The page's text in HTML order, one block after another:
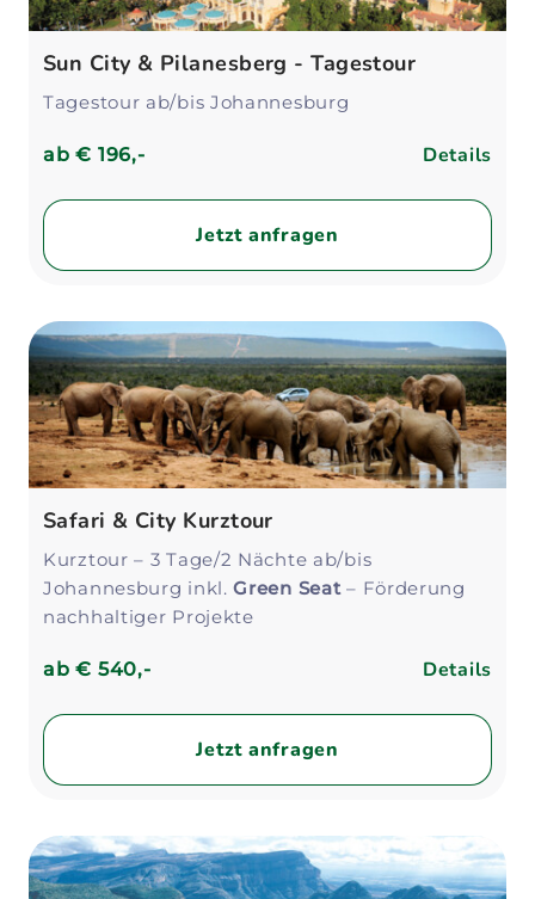
Sun City & Pilanesberg - Tagestour
Tagestour ab/bis Johannesburg
ab€ 196,- Details
Jetzt anfragen
Safari & City Kurztour
Kurztour – 3 Tage/2 Nächte ab/bis
Johannesburg inkl.Green Seat– Förderung
nachhaltiger Projekte
ab€ 540,- Details
Jetzt anfragen